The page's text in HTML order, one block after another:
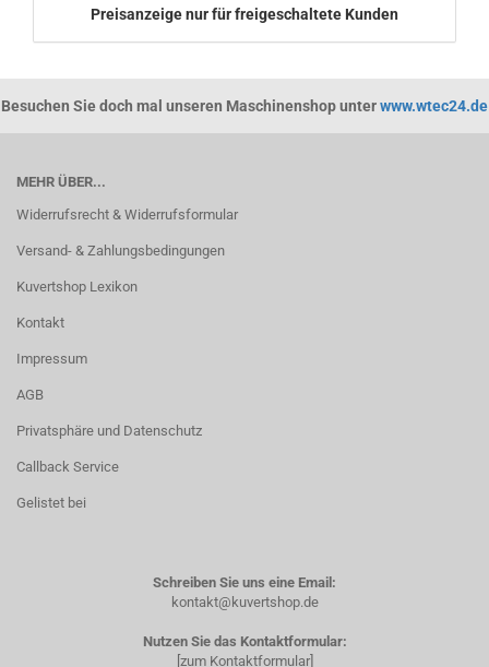
Preisanzeige nur für freigeschaltete Kunden
Besuchen Sie doch mal unseren Maschinenshop unterwww.wtec24.de
MEHR ÜBER...
Widerrufsrecht & Widerrufsformular
Versand- & Zahlungsbedingungen
Kuvertshop Lexikon
Kontakt
Impressum
AGB
Privatsphäre und Datenschutz
Callback Service
Gelistet bei
Schreiben Sie uns eine Email:
kontakt@kuvertshop.de
Nutzen Sie das Kontaktformular:
[zum Kontaktformular]